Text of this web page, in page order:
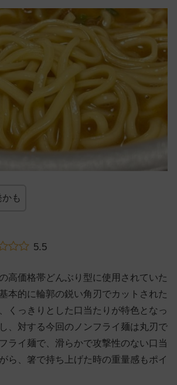
かも
5.5
高価格帯どんぶり型に使用されていた
本的に輪郭の鋭い角刃でカットされた
くっきりとした口当たりが特色となっ
、対する今回のノンフライ麺は丸刃で
ライ麺で、滑らかで攻撃性のない口当
ら、箸で持ち上げた時の重量感もポイ